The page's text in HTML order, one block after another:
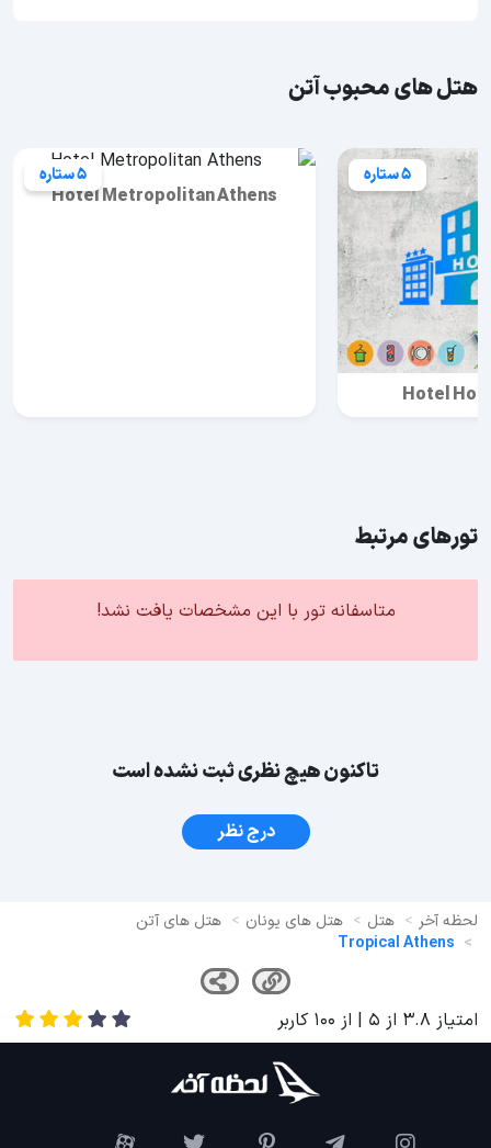
هتل های محبوب آتن
5 ستاره
Hotel
5 ستاره
Hotel Metropolitan Athens
تورهای مرتبط
متاسفانه تور با این مشخصات یافت نشد!
تاکنون هیچ نظری ثبت نشده است
درج نظر
لحظه آخر هتل هتل های یونان
هتل های آتن
Tropical Athens
امتیاز 3.8 از 5 | از 100 کاربر